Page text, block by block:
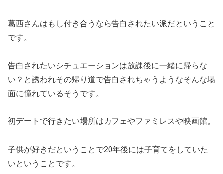
葛西さんはもし付き合うなら告白されたい派だということ
です。
告白されたいシチュエーションは放課後に一緒に帰らな
い？と誘われその帰り道で告白されちゃうようなそんな場
面に憧れているそうです。
初デートで行きたい場所はカフェやファミレスや映画館。
子供が好きだということで20年後には子育てをしていた
いということです。